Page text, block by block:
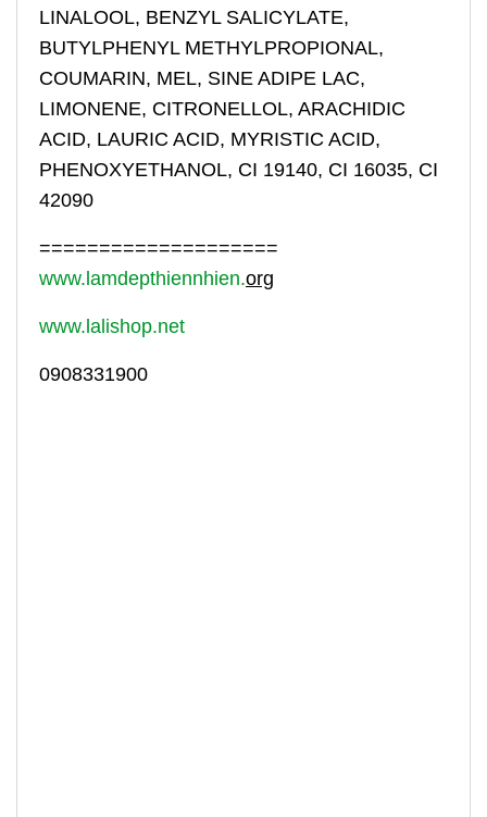
LINALOOL, BENZYL SALICYLATE,
BUTYLPHENYL METHYLPROPIONAL,
COUMARIN, MEL, SINE ADIPE LAC,
LIMONENE, CITRONELLOL, ARACHIDIC
ACID, LAURIC ACID, MYRISTIC ACID,
PHENOXYETHANOL, CI 19140, CI 16035, CI
42090
====================
www.lamdepthiennhien.org
www.lalishop.net
0908331900